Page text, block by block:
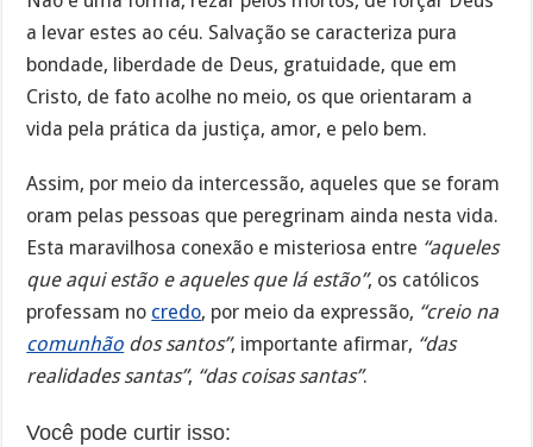
a levar estes ao céu. Salvação se caracteriza pura
bondade, liberdade de Deus, gratuidade, que em
Cristo, de fato acolhe no meio, os que orientaram a
vida pela prática da justiça, amor, e pelo bem.
Assim, por meio da intercessão, aqueles que se foram
oram pelas pessoas que peregrinam ainda nesta vida.
Esta maravilhosa conexão e misteriosa entre “aqueles
que aqui estão e aqueles que lá estão”, os católicos
professam no credo, por meio da expressão, “creio na
comunhão dos santos”, importante afirmar, “das
realidades santas”, “das coisas santas”.
Você pode curtir isso: